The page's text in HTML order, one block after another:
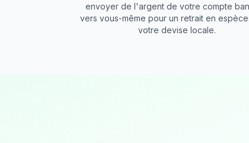
envoyer de l'argent de votre compte
vers vous-même pour un retrait en
votre devise locale.